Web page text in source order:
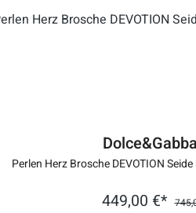
Perlen Herz Brosche DEVOTION
449,00 €*